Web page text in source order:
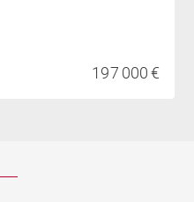
197 000 €